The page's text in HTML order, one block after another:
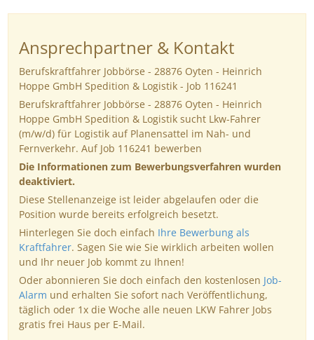
Ansprechpartner & Kontakt
Berufskraftfahrer Jobbörse - 28876 Oyten - Heinrich
Hoppe GmbH Spedition & Logistik - Job 116241
Berufskraftfahrer Jobbörse - 28876 Oyten - Heinrich
Hoppe GmbH Spedition & Logistik sucht Lkw-Fahrer
(m/w/d) für Logistik auf Planensattel im Nah- und
Fernverkehr. Auf Job 116241 bewerben
Die Informationen zum Bewerbungsverfahren wurden
deaktiviert.
Diese Stellenanzeige ist leider abgelaufen oder die
Position wurde bereits erfolgreich besetzt.
Hinterlegen Sie doch einfach Ihre Bewerbung als
Kraftfahrer. Sagen Sie wie Sie wirklich arbeiten wollen
und Ihr neuer Job kommt zu Ihnen!
Oder abonnieren Sie doch einfach den kostenlosen Job-
Alarm und erhalten Sie sofort nach Veröffentlichung,
täglich oder 1x die Woche alle neuen LKW Fahrer Jobs
gratis frei Haus per E-Mail.